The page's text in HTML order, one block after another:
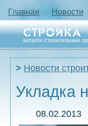
Главная Новости
каталог строительных
Новости
Укладка
08.02.2013